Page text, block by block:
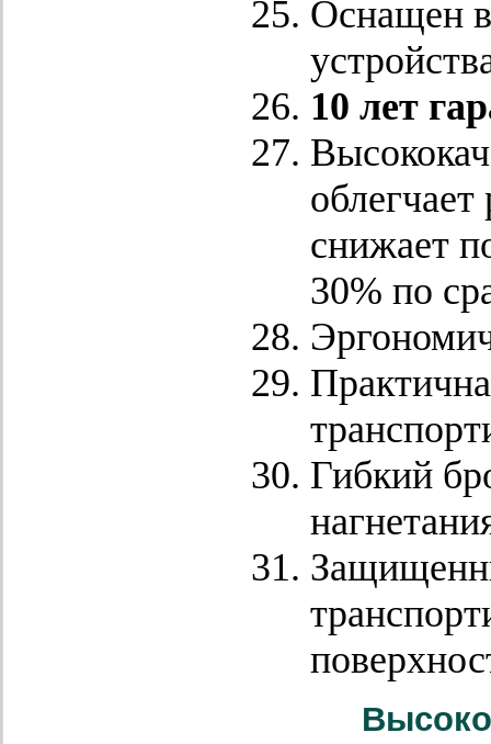
Оснащен
10 лет
снижает
30% по
Гибкий